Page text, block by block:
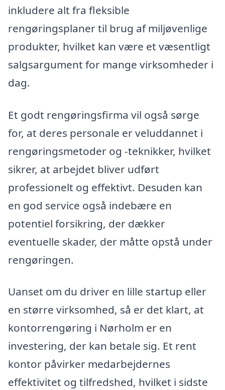
inkludere alt fra fleksible
rengøringsplaner til brug af miljøvenlige
produkter, hvilket kan være et væsentligt
salgsargument for mange virksomheder i
dag.
Et godt rengøringsfirma vil også sørge
for, at deres personale er veluddannet i
rengøringsmetoder og -teknikker, hvilket
sikrer, at arbejdet bliver udført
professionelt og effektivt. Desuden kan
en god service også indebære en
potentiel forsikring, der dækker
eventuelle skader, der måtte opstå under
rengøringen.
Uanset om du driver en lille startup eller
en større virksomhed, så er det klart, at
kontorrengøring i Nørholm er en
investering, der kan betale sig. Et rent
kontor påvirker medarbejdernes
effektivitet og tilfredshed, hvilket i sidste